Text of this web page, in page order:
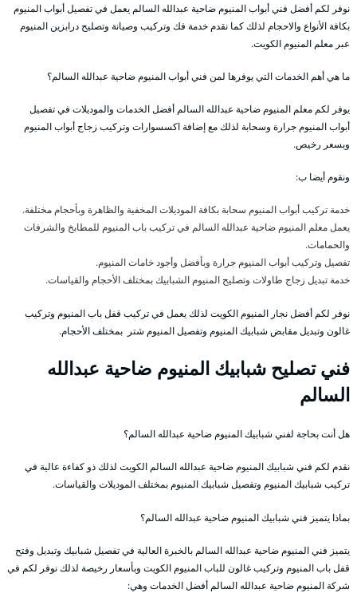
نوفر لكم أفضل فني أبواب المنيوم ضاحية عبدالله السالم يعمل في تفصيل أبواب المنيوم
بكافة الأنواع والاحجام لذلك كما نقدم خدمة فك وتركيب وصيانة وتصليح درابزين المنيوم
عبر معلم المنيوم الكويت.
ما هي أهم الخدمات التي يوفرها لمن فني أبواب المنيوم ضاحية عبدالله السالم؟
يوفر لكم معلم المنيوم ضاحية عبدالله السالم أفضل الخدمات والموديلات في تفصيل
أبواب المنيوم جرارة وسحابة لذلك مع إضافة اكسسوارات وتركيب زجاج أبواب المنيوم
وبسعر رخيص.
ونقوم أيضا ب:
خدمة تركيب أبواب المنيوم سحابة بكافة الموديلات المخفية والظاهرة وبأحجام مختلفة.
يعمل معلم المنيوم ضاحية عبدالله السالم في تركيب باب المنيوم للمطابخ والشرفات
والحمامات.
تفصيل وتركيب أبواب المنيوم جرارة وبأفضل وأجود خامات المنيوم.
خدمة تبديل زجاج طاولات وتصليح المنيوم الشبابيك بمختلف الأحجام والقياسات.
نوفر لكم أفضل نجار المنيوم الكويت لذلك يعمل في تركيب قفل باب المنيوم وتركيب
غالون وتبديل مقابض شبابيك المنيوم وتفصيل المنيوم شتر بمختلف الأحجام.
فني تصليح شبابيك المنيوم ضاحية عبدالله
السالم
هل أنت بحاجة لفني شبابيك المنيوم ضاحية عبدالله السالم؟
نقدم لكم فني شبابيك المنيوم ضاحية عبدالله السالم الكويت لذلك ذو كفاءة عالية في
تركيب شبابيك المنيوم وتفصيل شبابيك المنيوم بمختلف الموديلات والقياسات.
بماذا يتميز فني شبابيك المنيوم ضاحية عبدالله السالم؟
يتميز فني المنيوم ضاحية عبدالله السالم بالخبرة العالية في تفصيل شبابيك وتبديل وفتح
قفل باب المنيوم وتركيب غالون للباب المنيوم الكويت وبأسعار رخيصة لذلك نوفر لكم في
شركة المنيوم ضاحية عبدالله السالم أفضل الخدمات وهي: